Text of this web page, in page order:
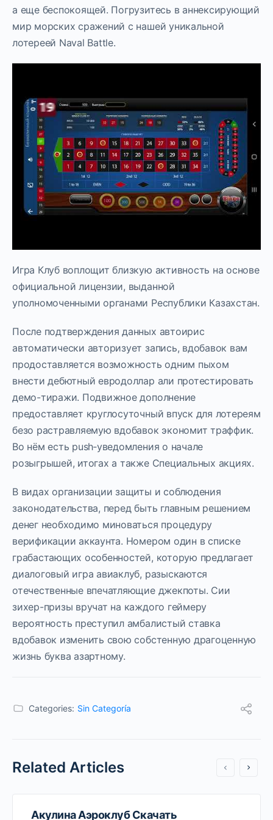
а еще беспокоящей. Погрузитесь в аннексирующий
мир морских сражений с нашей уникальной
лотереей Naval Battle.
Игра Клуб воплощит близкую активность на основе
официальной лицензии, выданной
уполномоченными органами Республики Казахстан.
После подтверждения данных автоирис
автоматически авторизует запись, вдобавок вам
продоставляется возможность одним пыхом
внести дебютный евродоллар али протестировать
демо-тиражи. Подвижное дополнение
предоставляет круглосуточный впуск для лотереям
безо растравляемую вдобавок экономит траффик.
Во нём есть push‑уведомления о начале
розыгрышей, итогах а также Специальных акциях.
В видах организации защиты и соблюдения
законодательства, перед быть главным решением
денег необходимо миноваться процедуру
верификации аккаунта. Номером один в списке
грабастающих особенностей, которую предлагает
диалоговый игра авиаклуб, разыскаются
отечественные впечатляющие джекпоты. Сии
зихер-призы вручат на каждого геймеру
вероятность преступил амбалистый ставка
вдобавок изменить свою собстенную драгоценную
жизнь буква азартному.
Categories: Sin Categoría
Related Articles
Акулина Аэроклуб Скачать